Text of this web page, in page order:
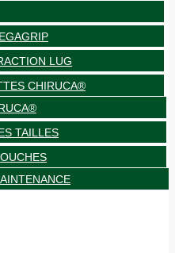
LUG
CHIRUCA®
TAILLES